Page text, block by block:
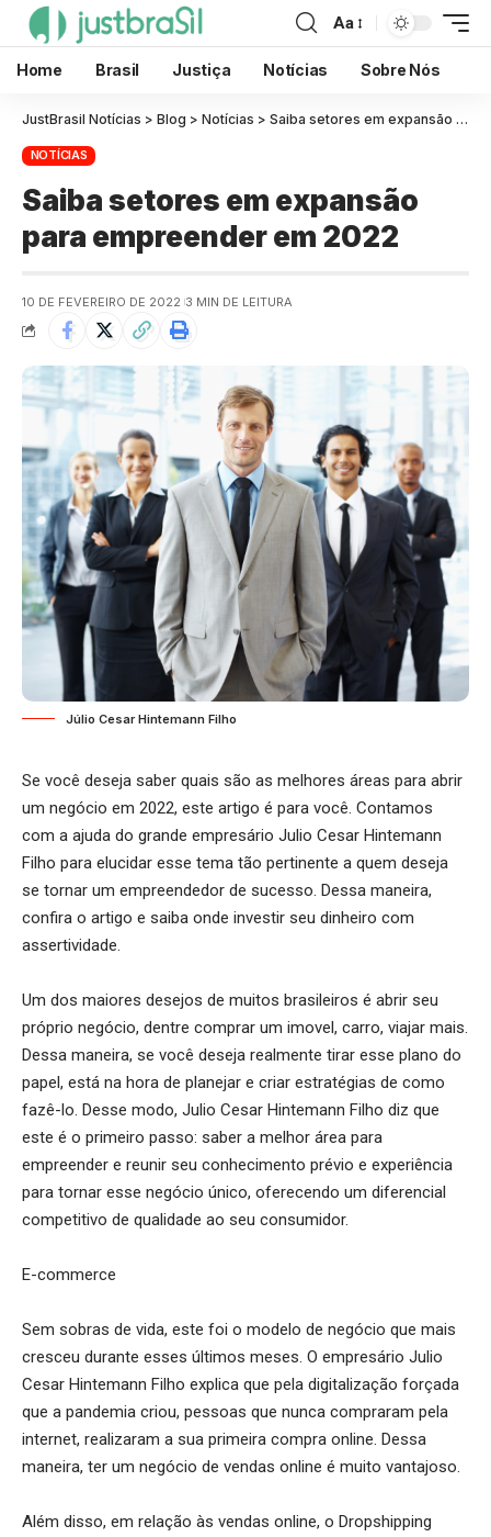
Aa
Home Brasil Justiça Notícias Sobre Nós
JustBrasil Notícias > Blog > Notícias > Saiba setores em expansão para empreender em 2022
NOTÍCIAS
Saiba setores em expansão
para empreender em 2022
10 DE FEVEREIRO DE 2022 3 MIN DE LEITURA
Júlio Cesar Hintemann Filho
Se você deseja saber quais são as melhores áreas para abrir
um negócio em 2022, este artigo é para você. Contamos
com a ajuda do grande empresário Julio Cesar Hintemann
Filho para elucidar esse tema tão pertinente a quem deseja
se tornar um empreendedor de sucesso. Dessa maneira,
confira o artigo e saiba onde investir seu dinheiro com
assertividade.
Um dos maiores desejos de muitos brasileiros é abrir seu
próprio negócio, dentre comprar um imovel, carro, viajar mais.
Dessa maneira, se você deseja realmente tirar esse plano do
papel, está na hora de planejar e criar estratégias de como
fazê-lo. Desse modo, Julio Cesar Hintemann Filho diz que
este é o primeiro passo: saber a melhor área para
empreender e reunir seu conhecimento prévio e experiência
para tornar esse negócio único, oferecendo um diferencial
competitivo de qualidade ao seu consumidor.
E-commerce
Sem sobras de vida, este foi o modelo de negócio que mais
cresceu durante esses últimos meses. O empresário Julio
Cesar Hintemann Filho explica que pela digitalização forçada
que a pandemia criou, pessoas que nunca compraram pela
internet, realizaram a sua primeira compra online. Dessa
maneira, ter um negócio de vendas online é muito vantajoso.
Além disso, em relação às vendas online, o Dropshipping